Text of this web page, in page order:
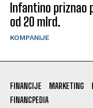
Infantino priznao
od 20 mlrd.
KOMPANIJE
FINANCIJE MARKETING
FINANCPEDIA